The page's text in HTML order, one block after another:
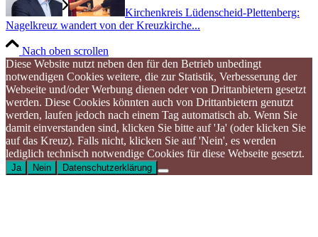
Kirchenkreis Lüdenscheid-Plettenberg:
Nagelkreuz wandert von der Kreuzkirche...
Nach oben scrollen
Diese Website nutzt neben den für den Betrieb unbedingt
notwendigen Cookies weitere, die zur Statistik, Verbesserung der
Webseite und/oder Werbung dienen oder von Drittanbietern gesetzt
werden. Diese Cookies könnten auch von Drittanbietern genutzt
werden, laufen jedoch nach einem Tag automatisch ab. Wenn Sie
damit einverstanden sind, klicken Sie bitte auf 'Ja' (oder klicken Sie
auf das Kreuz). Falls nicht, klicken Sie auf 'Nein', es werden
lediglich technisch notwendige Cookies für diese Webseite gesetzt.
Ja Nein Datenschutzerklärung